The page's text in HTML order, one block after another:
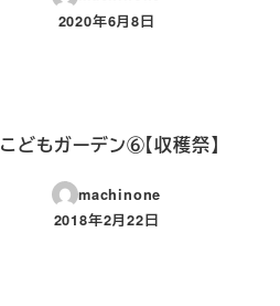
投稿日
2020年6月8日
こどもガーデン⑥【収穫祭】
machinone
投稿日
2018年2月22日